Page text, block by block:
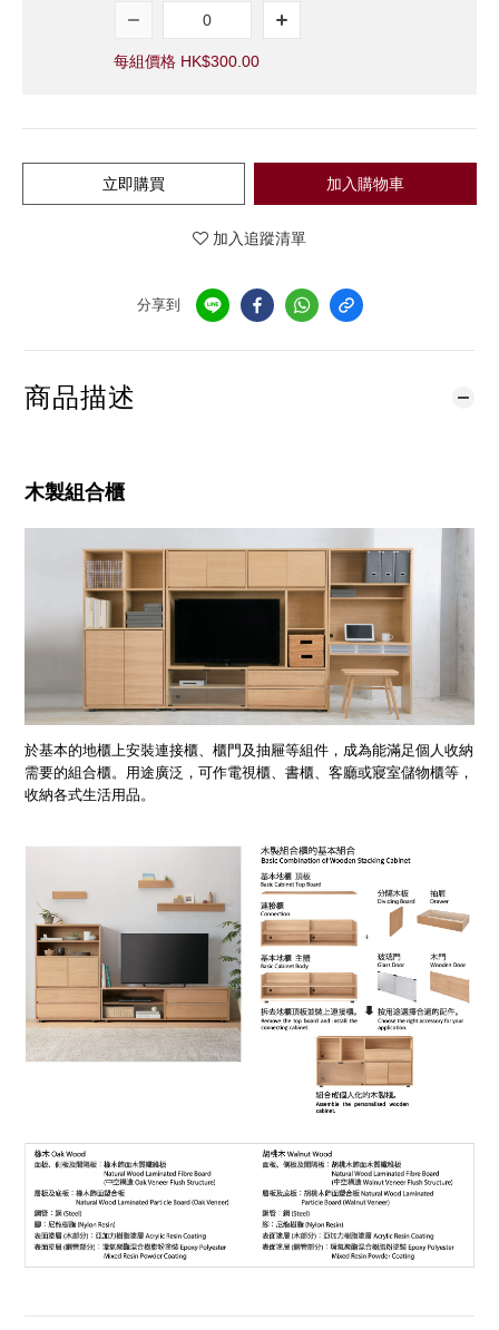
每組價格 HK$300.00
加入購物車
立即購買
加入追蹤清單
分享到
商品描述
木製組合櫃
於基本的地櫃上安裝連接櫃、櫃門及抽屜等組件，成為能滿足個人收納
需要的組合櫃。用途廣泛，可作電視櫃、書櫃、客廳或寢室儲物櫃等，
收納各式生活用品。